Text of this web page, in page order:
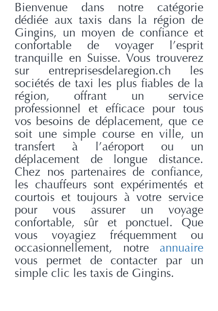
Bienvenue dans notre catégorie
dédiée aux taxis dans la région de
Gingins, un moyen de confiance et
confortable de voyager l’esprit
tranquille en Suisse. Vous trouverez
sur entreprisesdelaregion.ch les
sociétés de taxi les plus fiables de la
région, offrant un service
professionnel et efficace pour tous
vos besoins de déplacement, que ce
soit une simple course en ville, un
transfert à l’aéroport ou un
déplacement de longue distance.
Chez nos partenaires de confiance,
les chauffeurs sont expérimentés et
courtois et toujours à votre service
pour vous assurer un voyage
confortable, sûr et ponctuel. Que
vous voyagiez fréquemment ou
occasionnellement, notre annuaire
vous permet de contacter par un
simple clic les taxis de Gingins.